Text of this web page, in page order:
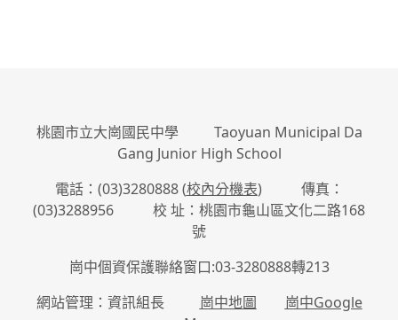
桃園市立大崗國民中學 Taoyuan Municipal Da
Gang Junior High School
電話：(03)3280888 (校內分機表) 傳真：
(03)3288956 校 址：桃園市龜山區文化二路168
號
崗中個資保護聯絡窗口:03-3280888轉213
網站管理：資訊組長 崗中地圖
崗中Google